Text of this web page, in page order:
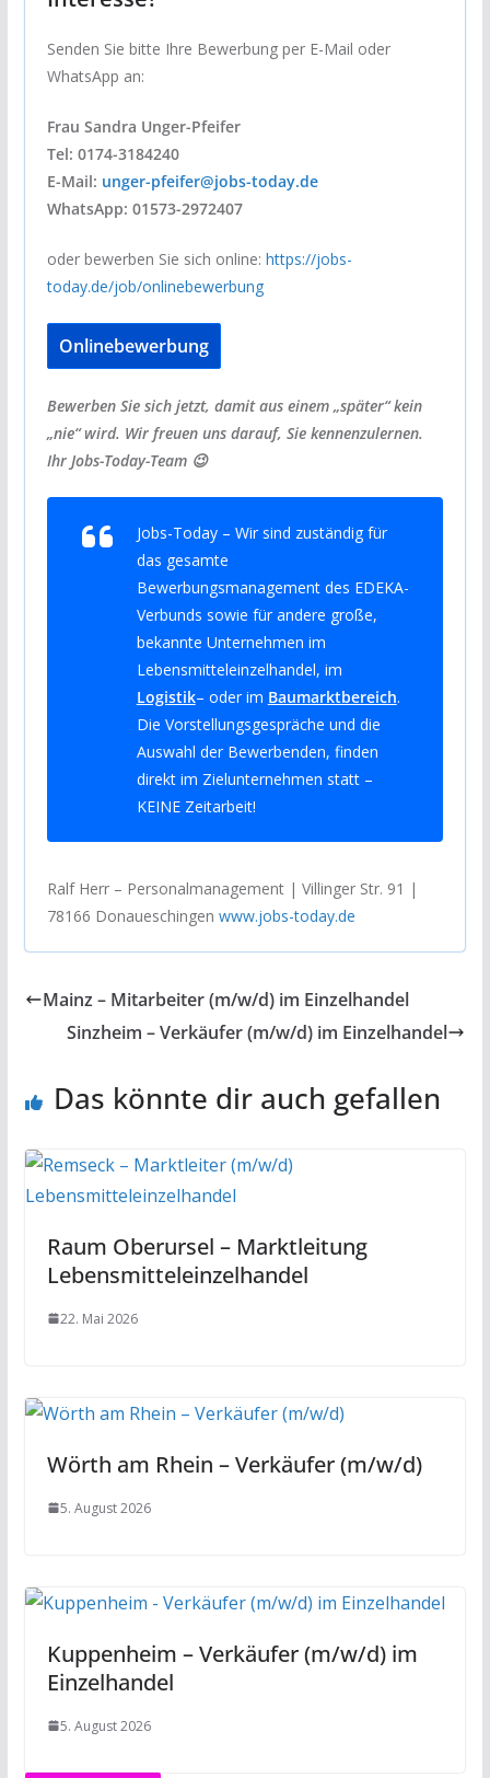
Senden Sie bitte Ihre Bewerbung per E-Mail oder
WhatsApp an:
Frau Sandra Unger-Pfeifer
Tel: 0174-3184240
E-Mail: unger-pfeifer@jobs-today.de
WhatsApp: 01573-2972407
oder bewerben Sie sich online: https://jobs-
today.de/job/onlinebewerbung
Onlinebewerbung
Bewerben Sie sich jetzt, damit aus einem „später“ kein
„nie“ wird. Wir freuen uns darauf, Sie kennenzulernen.
Ihr Jobs-Today-Team 😉
Jobs-Today – Wir sind zuständig für
das gesamte
Bewerbungsmanagement des EDEKA-
Verbunds sowie für andere große,
bekannte Unternehmen im
Lebensmitteleinzelhandel, im
Logistik– oder im Baumarktbereich.
Die Vorstellungsgespräche und die
Auswahl der Bewerbenden, finden
direkt im Zielunternehmen statt –
KEINE Zeitarbeit!
Ralf Herr – Personalmanagement | Villinger Str. 91 |
78166 Donaueschingen www.jobs-today.de
Mainz – Mitarbeiter (m/w/d) im Einzelhandel
Sinzheim – Verkäufer (m/w/d) im Einzelhandel
Das könnte dir auch gefallen
Raum Oberursel – Marktleitung
Lebensmitteleinzelhandel
22. Mai 2026
Wörth am Rhein – Verkäufer (m/w/d)
5. August 2026
Kuppenheim – Verkäufer (m/w/d) im
Einzelhandel
5. August 2026